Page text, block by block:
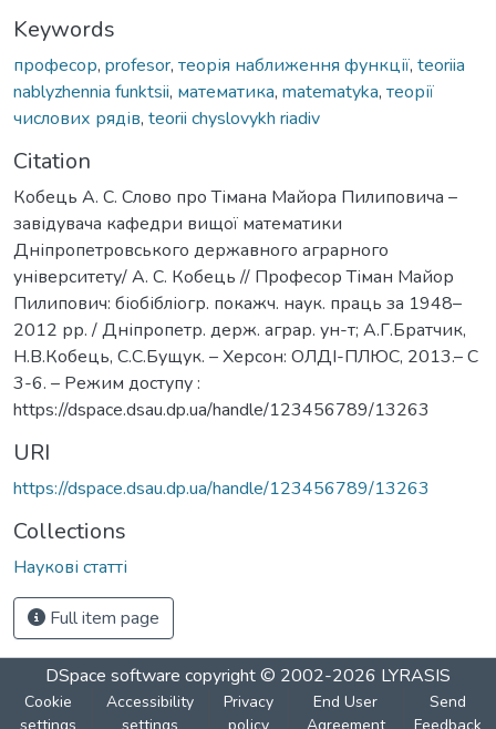
Keywords
професор, profesor, теорія наближення функції, teoriia
nablyzhennia funktsii, математика, matematyka, теорії
числових рядів, teorii chyslovykh riadiv
Citation
Кобець А. С. Слово про Тімана Майора Пилиповича –
завідувача кафедри вищої математики
Дніпропетровського державного аграрного
університету/ А. С. Кобець // Професор Тіман Майор
Пилипович: біобібліогр. покажч. наук. праць за 1948–
2012 рр. / Дніпропетр. держ. аграр. ун-т; А.Г.Братчик,
Н.В.Кобець, С.С.Бущук. – Херсон: ОЛДІ-ПЛЮС, 2013.– С
3-6. – Режим доступу :
https://dspace.dsau.dp.ua/handle/123456789/13263
URI
https://dspace.dsau.dp.ua/handle/123456789/13263
Collections
Наукові статті
Full item page
DSpace software copyright © 2002-2026 LYRASIS
Cookie
Accessibility
Privacy
End User
Send